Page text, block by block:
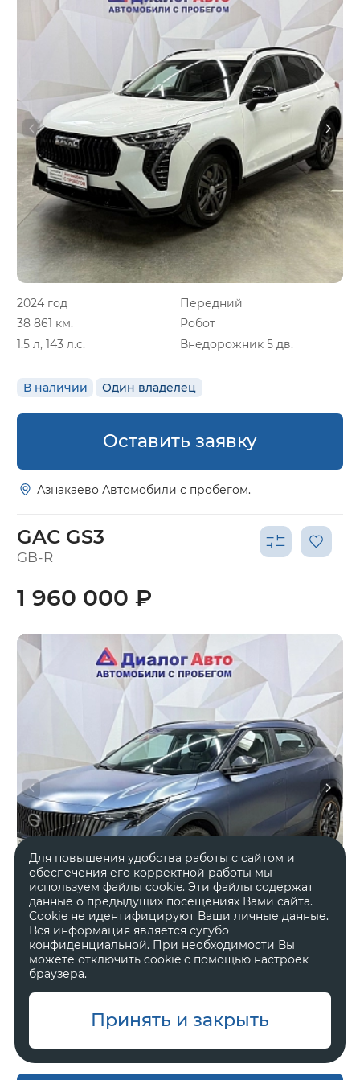
2024 год
Передний
38 861 км.
Робот
1.5 л, 143 л.с.
Внедорожник 5 дв.
В наличии Один владелец
Оставить заявку
Азнакаево Автомобили с пробегом.
GAC GS3
GB-R
2024 год
Передний
30 373 км.
В наличии Один владелец
1 960 000 ₽
Для повышения удобства работы с сайтом и
обеспечения его корректной работы мы
используем файлы cookie. Эти файлы содержат
данные о предыдущих посещениях Вами сайта.
Cookie не идентифицируют Ваши личные данные.
Вся информация является сугубо
конфиденциальной. При необходимости Вы
можете отключить cookie с помощью настроек
браузера.
Принять и закрыть